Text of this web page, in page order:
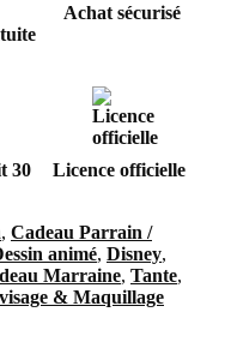
Achat sécurisé
30
Licence officielle
, Cadeau Parrain /
animé, Disney,
Marraine, Tante,
& Maquillage